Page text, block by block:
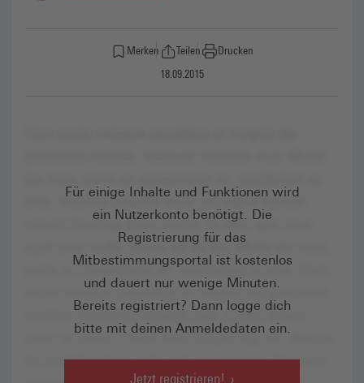
Merken Teilen
Drucken
18.09.2015
Für einige Inhalte und Funktionen wird
ein Nutzerkonto benötigt. Die
Registrierung für das
Mitbestimmungsportal ist kostenlos
und dauert nur wenige Minuten.
Bereits registriert? Dann logge dich
bitte mit deinen Anmeldedaten ein.
Jetzt registrieren!